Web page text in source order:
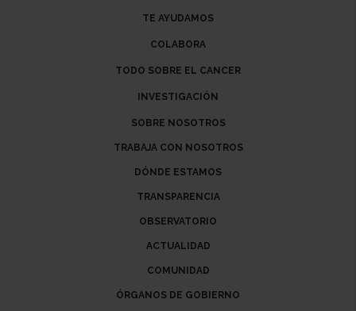
TE AYUDAMOS
COLABORA
TODO SOBRE EL CANCER
INVESTIGACIÓN
SOBRE NOSOTROS
TRABAJA CON NOSOTROS
DÓNDE ESTAMOS
TRANSPARENCIA
OBSERVATORIO
ACTUALIDAD
COMUNIDAD
ÓRGANOS DE GOBIERNO